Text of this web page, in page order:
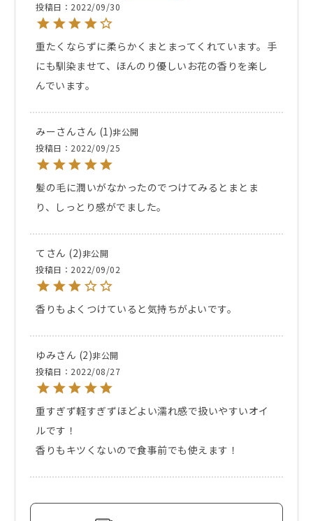
投稿日
2022/09/30
重たくならずに柔らかくまとまってくれています。手
にも馴染ませて、ほんのり優しいお花の香りを楽し
んでいます。
みーさん 1 非公開
投稿日
2022/09/25
髪の毛に潤いがなかったのでつけてみるとまとま
り、しっとり感がでました。
て 2 非公開
投稿日
2022/09/02
香りもよくつけていると気持ちがよいです。
ゆみ 2 非公開
投稿日
2022/08/27
重すぎず軽すぎずほどよい濡れ感で扱いやすいオイ
ルです！
香りもキツくないので食事前でも使えます！